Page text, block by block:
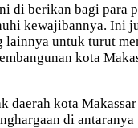
di berikan bagi para
kewajibannya. Ini
lainnya untuk turut
kota
daerah kota
di antaranya